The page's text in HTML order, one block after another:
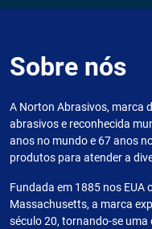
Sobre nós
A Norton Abrasivos, marca
abrasivos e reconhecida
anos no mundo e 67 anos
produtos para atender a
Fundada em 1885 nos EUA
Massachusetts, a marca
século 20, tornando-se